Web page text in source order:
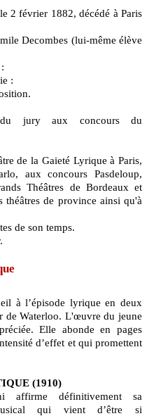
Decombes (lui-même élève
:
du jury aux concours du
de la Gaieté Lyrique à Paris,
aux concours Pasdeloup,
Théâtres de Bordeaux et
théâtres de province ainsi qu'à
de son temps.
à l’épisode lyrique en deux
de Waterloo. L'œuvre du jeune
Elle abonde en pages
d’effet et qui promettent
(1910)
affirme définitivement sa
qui vient d’être si